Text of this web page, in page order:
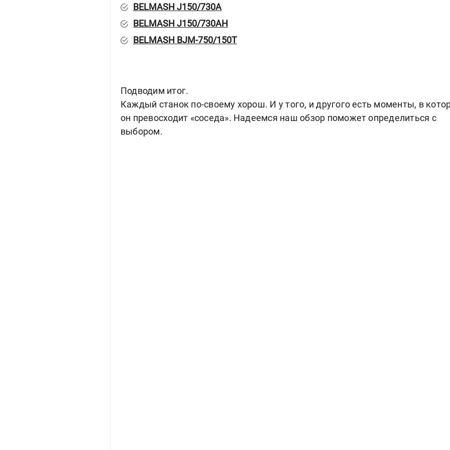
BELMASH J150/730A
BELMASH J150/730AH
BELMASH BJM-750/150T
Подводим итог.
Каждый станок по-своему хорош. И у того, и другого есть моменты, в
он превосходит «соседа». Надеемся наш обзор поможет определиться с
выбором.